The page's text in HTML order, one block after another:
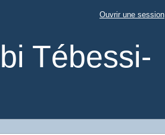
Tébessi-
Ouvrir une session